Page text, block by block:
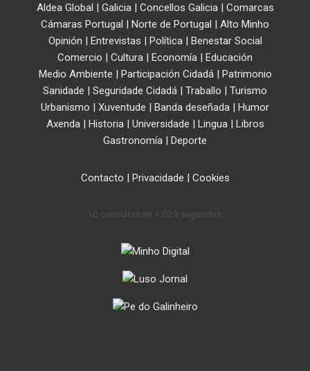
Aldea Global | Galicia| Concellos Galicia| Comarcas
Cámaras Portugal | Norte de Portugal | Alto Minho
Opinión | Entrevistas | Política| Benestar Social
Comercio | Cultura | Economía | Educación
Medio Ambiente | Participación Cidadá| Patrimonio
Sanidade | Seguridade Cidadá | Traballo | Turismo
Urbanismo | Xuventude | Banda deseñada | Humor
Axenda| Historia| Universidade | Lingua| Libros
Gastronomía | Deporte
Contacto | Privacidade | Cookies
10 consultas en 1,029 segundos.